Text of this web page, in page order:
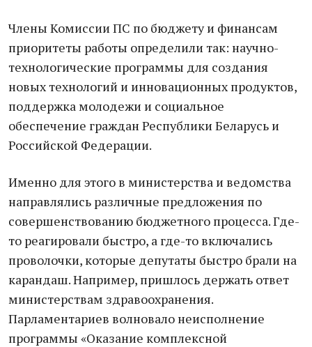
Члены Комиссии ПС по бюджету и финансам
приоритеты работы определили так: научно-
технологические программы для создания
новых технологий и инновационных продуктов,
поддержка молодежи и социальное
обеспечение граждан Республики Беларусь и
Российской Федерации.
Именно для этого в министерства и ведомства
направлялись различные предложения по
совершенствованию бюджетного процесса. Где-
то реагировали быстро, а где-то включались
проволочки, которые депутаты быстро брали на
карандаш. Например, пришлось держать ответ
министерствам здравоохранения.
Парламентариев волновало неисполнение
программы «Оказание комплексной